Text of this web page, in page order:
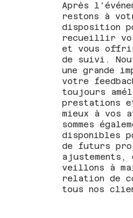
Après
restons à
disposition
recueillir
et vous
de suivi.
une grande
votre
toujours
prestations
mieux à vos
sommes
disponibles
de futurs
ajustements,
veillons à
relation de
tous nos